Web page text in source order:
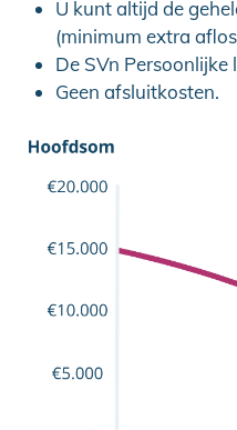
U kunt altijd de
(minimum extra
De SVn
Geen afsluitkosten.